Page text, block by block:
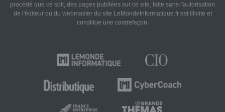
procédé que ce soit, des pages publiées sur ce site, faite sans l'autorisation
de l'éditeur ou du webmaster du site LeMondeInformatique.fr est illicite et
constitue une contrefaçon.